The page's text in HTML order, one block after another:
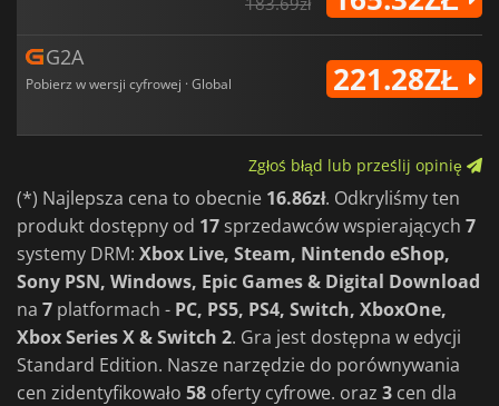
G2A
Pobierz w wersji cyfrowej · Global 221.28ZŁ
Zgłoś błąd lub prześlij opinię
(*) Najlepsza cena to obecnie 16.86zł. Odkryliśmy ten
produkt dostępny od 17 sprzedawców wspierających 7
systemy DRM: Xbox Live, Steam, Nintendo eShop,
Sony PSN, Windows, Epic Games & Digital Download
na 7 platformach - PC, PS5, PS4, Switch, XboxOne,
Xbox Series X & Switch 2. Gra jest dostępna w edycji
Standard Edition. Nasze narzędzie do porównywania
cen zidentyfikowało 58 oferty cyfrowe. oraz 3 cen dla